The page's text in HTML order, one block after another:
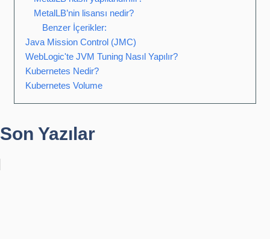
MetalLB’nin lisansı nedir?
Benzer İçerikler:
Java Mission Control (JMC)
WebLogic'te JVM Tuning Nasıl Yapılır?
Kubernetes Nedir?
Kubernetes Volume
Son Yazılar